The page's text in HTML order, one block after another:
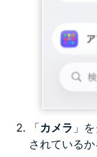
「カメラ 」
されているか